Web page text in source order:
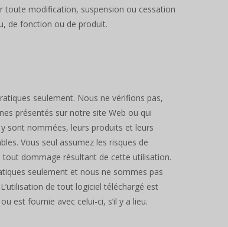
toute modification, suspension ou cessation
de fonction ou de produit.
seulement. Nous ne vérifions pas,
présentés sur notre site Web ou qui
sont nommées, leurs produits et leurs
Vous seul assumez les risques de
tout dommage résultant de cette utilisation.
seulement et nous ne sommes pas
de tout logiciel téléchargé est
est fournie avec celui-ci, s’il y a lieu.